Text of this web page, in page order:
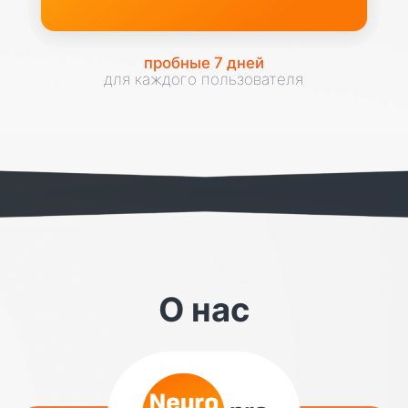
Договор оферты
конфиденциальности